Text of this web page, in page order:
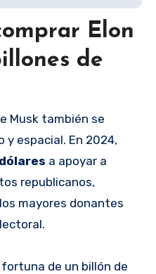
Elon
de
Musk también se
espacial. En 2024,
a apoyar a
republicanos,
mayores donantes
de un billón de